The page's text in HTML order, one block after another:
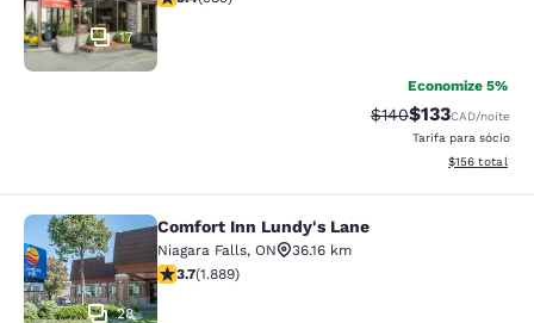
17
Economize 5%
Tarifa anterior
$140Tarifa com
$133CAD/noite
Tarifa para sócio
Exibir
$156 total
Comfort Inn Lundy's Lane
28
Comfort Inn Lundy's Lane
Niagara Falls, ON
36.16 km
classificação 3.67 estrelas. Bom. 1889 avaliações
3.7(1.889)